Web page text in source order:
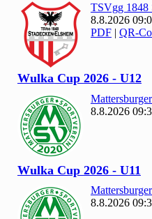
TSVgg 1848
8.8.2026
PDF| QR-
Wulka Cup 2026 - U12
8.8.2026
Wulka Cup 2026 - U11
8.8.2026